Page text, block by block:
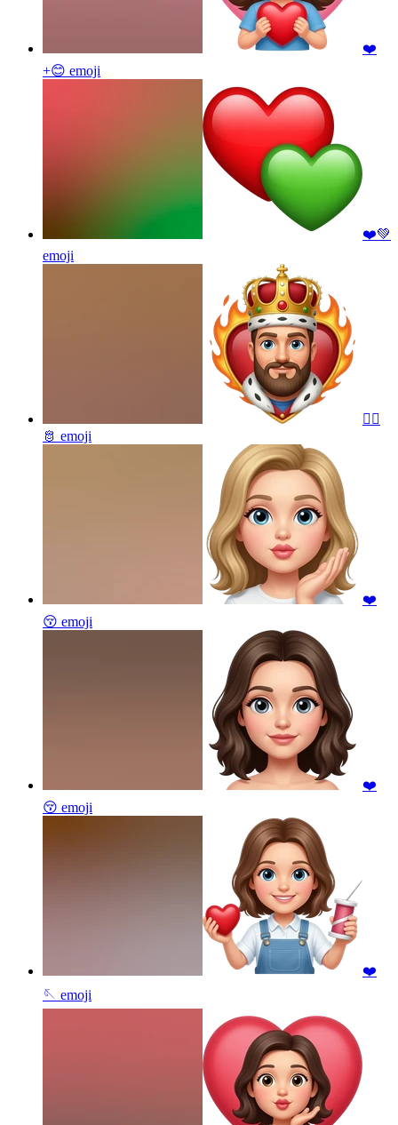
❤️
+😊 emoji
❤️💚
emoji
❤️‍🔥
🫅 emoji
❤️
😚 emoji
❤️
😚 emoji
❤️
🪡 emoji